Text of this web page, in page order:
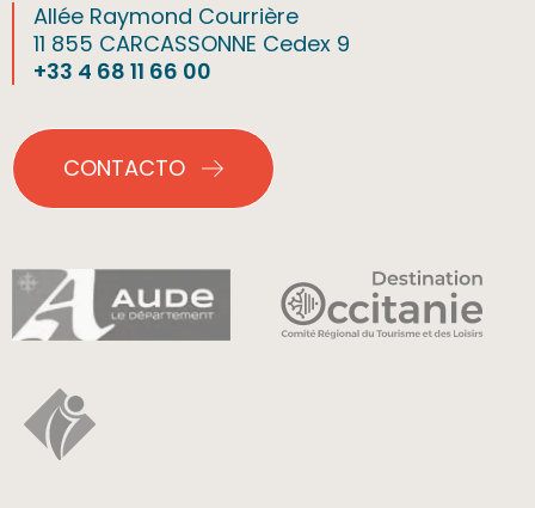
Allée Raymond Courrière
11 855 CARCASSONNE Cedex 9
+33 4 68 11 66 00
CONTACTO